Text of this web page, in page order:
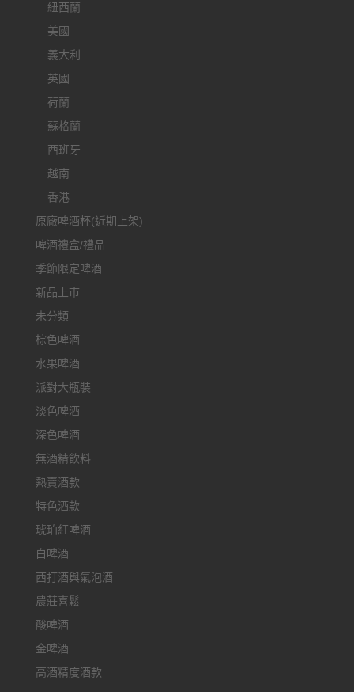
紐西蘭
美國
義大利
英國
荷蘭
蘇格蘭
西班牙
越南
香港
原廠啤酒杯(近期上架)
啤酒禮盒/禮品
季節限定啤酒
新品上市
未分類
棕色啤酒
水果啤酒
派對大瓶裝
淡色啤酒
深色啤酒
無酒精飲料
熱賣酒款
特色酒款
琥珀紅啤酒
白啤酒
西打酒與氣泡酒
農莊喜鬆
酸啤酒
金啤酒
高酒精度酒款